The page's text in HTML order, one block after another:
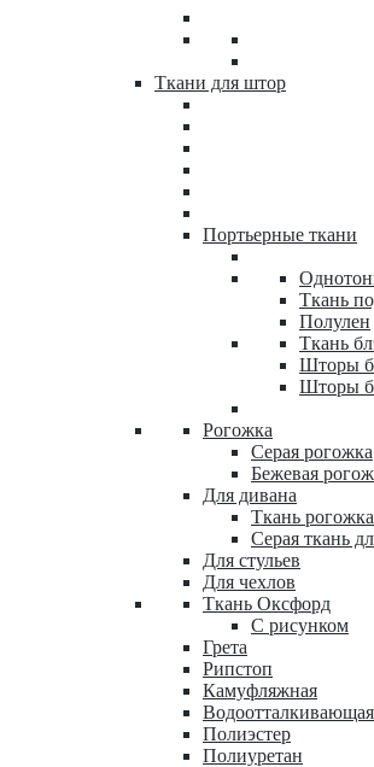
Ткани для штор
Портьерные ткани
Ткань
Полулен
Ткань
Шторы
Шторы
Рогожка
Серая рогожка
Бежевая
Для дивана
Ткань
Серая ткань
Для стульев
Для чехлов
Ткань Оксфорд
С рисунком
Грета
Рипстоп
Камуфляжная
Водоотталкивающая
Полиэстер
Полиуретан